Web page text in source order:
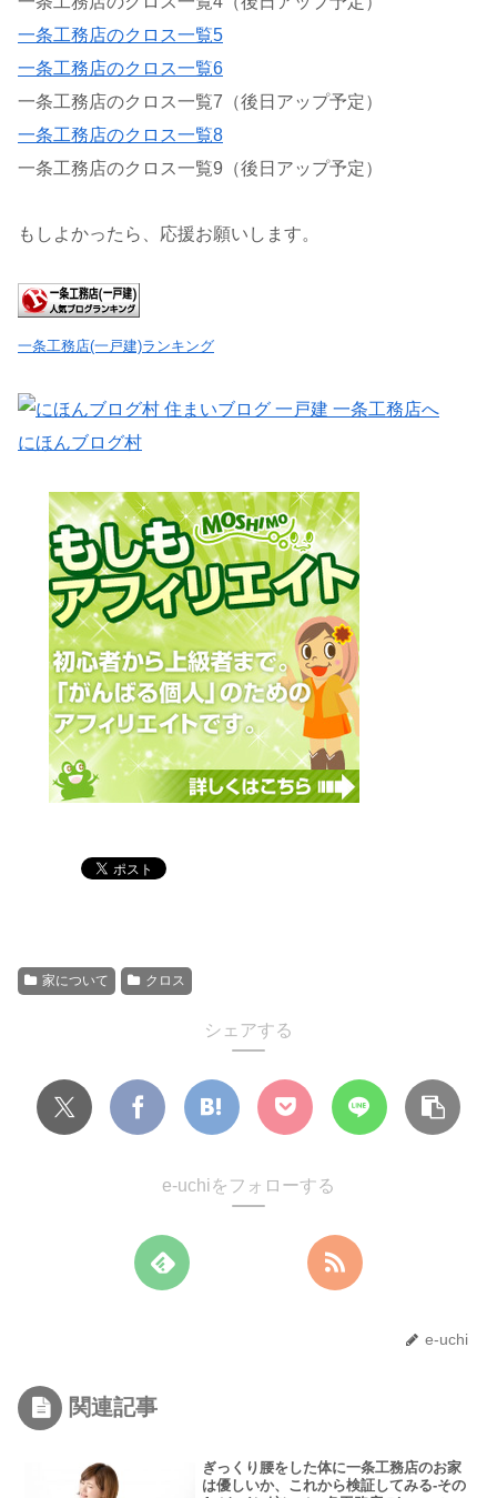
一条工務店のクロス一覧5
一条工務店のクロス一覧6
一条工務店のクロス一覧7（後日アップ予定）
一条工務店のクロス一覧8
一条工務店のクロス一覧9（後日アップ予定）
もしよかったら、応援お願いします。
一条工務店(一戸建)ランキング
にほんブログ村
家について クロス
シェアする
e-uchiをフォローする
e-uchi
関連記事
ぎっくり腰をした体に一条工務店のお家
は優しいか、これから検証してみる-その